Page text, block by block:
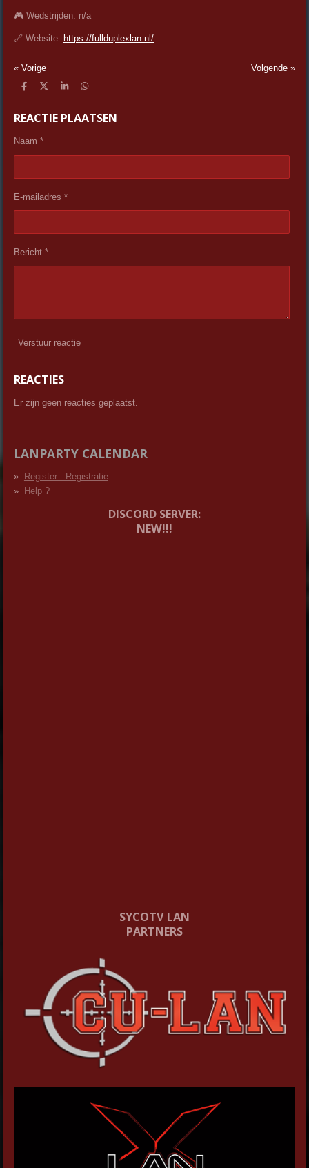
🎮 Wedstrijden: n/a
🔗 Website: https://fullduplexlan.nl/
« Vorige Volgende »
D
e
n
D
l
S
r
e
D
e
n
REACTIE PLAATSEN
Naam *
E-mailadres *
Bericht *
Verstuur reactie
REACTIES
Er zijn geen reacties geplaatst.
LANPARTY CALENDAR
Register - Registratie
Help ?
DISCORD SERVER:
NEW!!!
SYCOTV LAN
PARTNERS